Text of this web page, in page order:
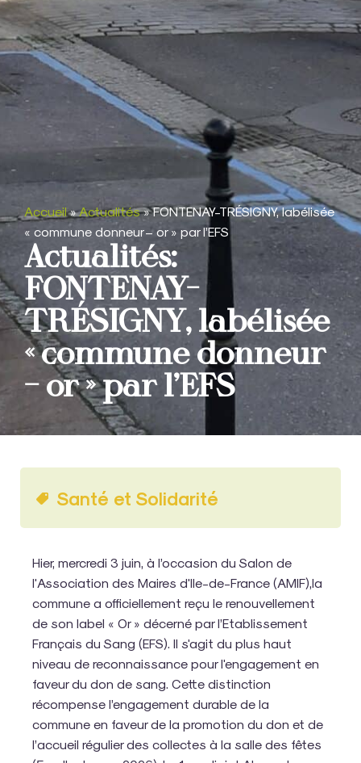
Accueil»Actualités»FONTENAY-TRÉSIGNY, labélisée
« commune donneur – or » par l’EFS
Actualités:
FONTENAY-
TRÉSIGNY, labélisée
« commune donneur
– or » par l’EFS
Santé et Solidarité
Hier, mercredi 3 juin, à l’occasion du Salon de
l'Association des Maires d'Ile-de-France (AMIF),la
commune a officiellement reçu le renouvellement
de son label « Or » décerné par l’Etablissement
Français du Sang (EFS). Il s'agit du plus haut
niveau de reconnaissance pour l'engagement en
faveur du don de sang. Cette distinction
récompense l’engagement durable de la
commune en faveur de la promotion du don et de
l’accueil régulier des collectes à la salle des fêtes